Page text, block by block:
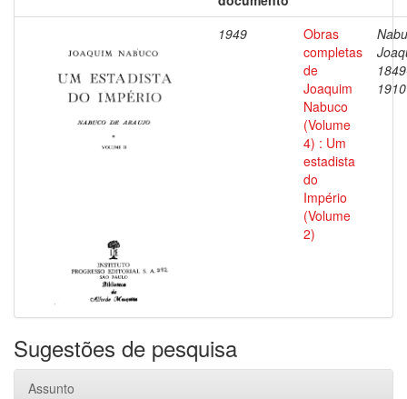
1949
Obras
completas
de
Joaquim
Nabuco
(Volume
4) : Um
estadista
do
Império
(Volume
2)
1910
Sugestões de pesquisa
Assunto